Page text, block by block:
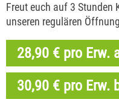
Freut euch auf 3 Stunden
unseren regulären
28,90 € pro Erw.
30,90 € pro Erw.